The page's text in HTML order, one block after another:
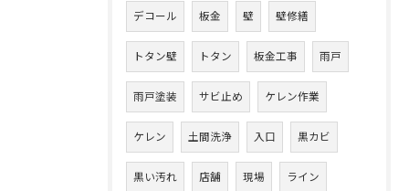
デコール 板金 壁 壁修繕
トタン壁 トタン 板金工事 雨戸
雨戸塗装 サビ止め ケレン作業
ケレン 土間洗浄 入口 黒カビ
黒い汚れ 店舗 現場 ライン